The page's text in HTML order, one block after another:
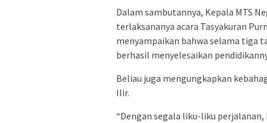
Dalam sambutannya, Kepala MTS
terlaksananya acara Tasyakuran
menyampaikan bahwa selama tiga
berhasil menyelesaikan
Beliau juga mengungkapkan
Ilir.
“Dengan segala liku-liku